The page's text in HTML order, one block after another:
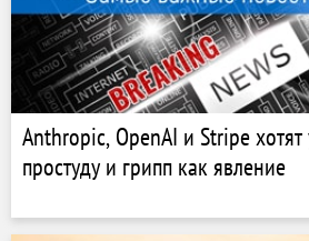
Anthropic, OpenAI и Stripe хотят
простуду и грипп как явление